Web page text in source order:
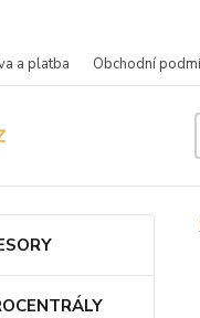
a platba Obchodní